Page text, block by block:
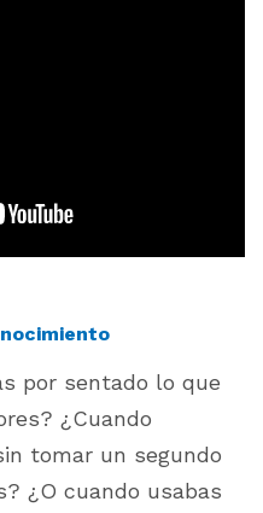
por sentado lo que
¿Cuando
tomar un segundo
¿O cuando usabas